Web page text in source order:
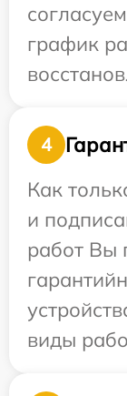
график
4
Как
и
работ Вы
виды